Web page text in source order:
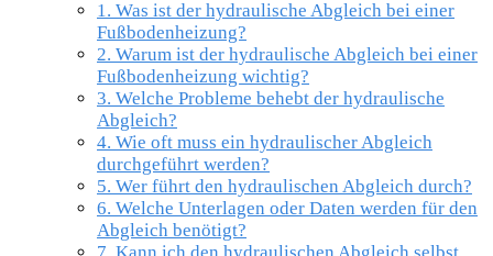
1. Was ist der hydraulische Abgleich bei einer
Fußbodenheizung?
2. Warum ist der hydraulische Abgleich bei einer
Fußbodenheizung wichtig?
3. Welche Probleme behebt der hydraulische
Abgleich?
4. Wie oft muss ein hydraulischer Abgleich
durchgeführt werden?
5. Wer führt den hydraulischen Abgleich durch?
6. Welche Unterlagen oder Daten werden für den
Abgleich benötigt?